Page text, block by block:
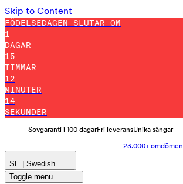
Skip to Content
FÖDELSEDAGEN SLUTAR OM
1
DAGAR
15
TIMMAR
12
MINUTER
1
SEKUNDER
Sovgaranti i 100 dagarFri leveransUnika sängar
23.000+ omdömen
SE | Swedish
Toggle menu